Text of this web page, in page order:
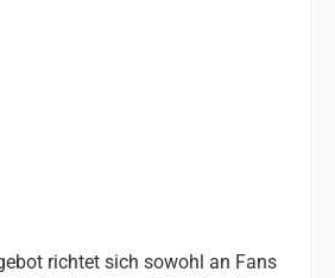
richtet sich sowohl an Fans